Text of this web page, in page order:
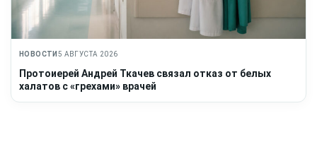
НОВОСТИ 5 АВГУСТА 2026
Протоиерей Андрей Ткачев связал отказ от белых
халатов с «грехами» врачей